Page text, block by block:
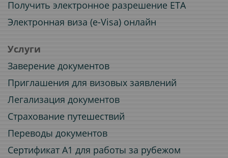
Получить электронное разрешение ETA
Электронная виза (e-Visa) онлайн
Услуги
Заверение документов
Приглашения для визовых заявлений
Легализация документов
Страхование путешествий
Переводы документов
Сертификат A1 для работы за рубежом